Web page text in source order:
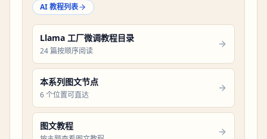
AI 教程列表
Llama 工厂微调教程目录
24 篇按顺序阅读
本系列图文节点
6 个位置可直达
图文教程